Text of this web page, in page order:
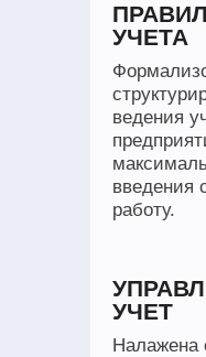
УЧЕТА
ведения
введения
работу.
УЧЕТ
Налажена